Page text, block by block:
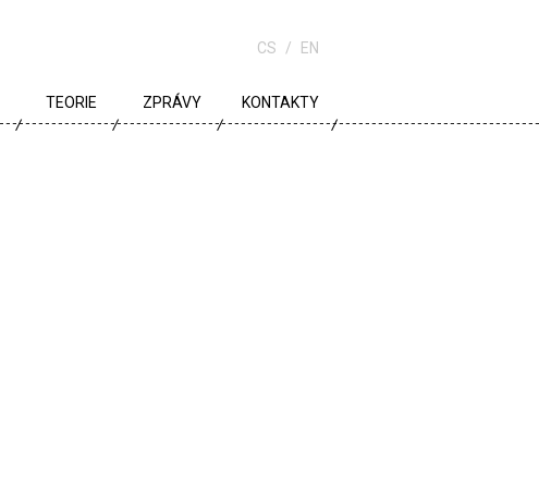
CS EN
TEORIE ZPRÁVY KONTAKTY